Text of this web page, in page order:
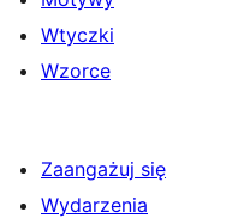
Wtyczki
Wzorce
Zaangażuj się
Wydarzenia